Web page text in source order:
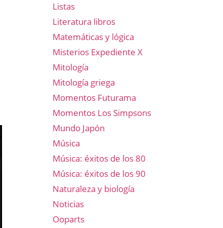
Listas
Literatura libros
Matemáticas y lógica
Misterios Expediente X
Mitología
Mitología griega
Momentos Futurama
Momentos Los Simpsons
Mundo Japón
Música
Música: éxitos de los 80
Música: éxitos de los 90
Naturaleza y biología
Noticias
Ooparts